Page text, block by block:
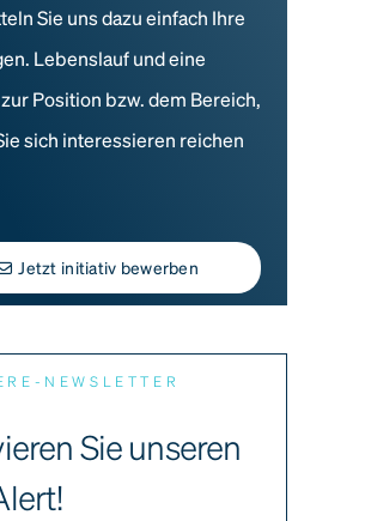
Sie uns dazu einfach Ihre
Lebenslauf und eine
Position bzw. dem Bereich,
sich interessieren reichen
Jetzt initiativ bewerben
NEWSLETTER
Sie unseren